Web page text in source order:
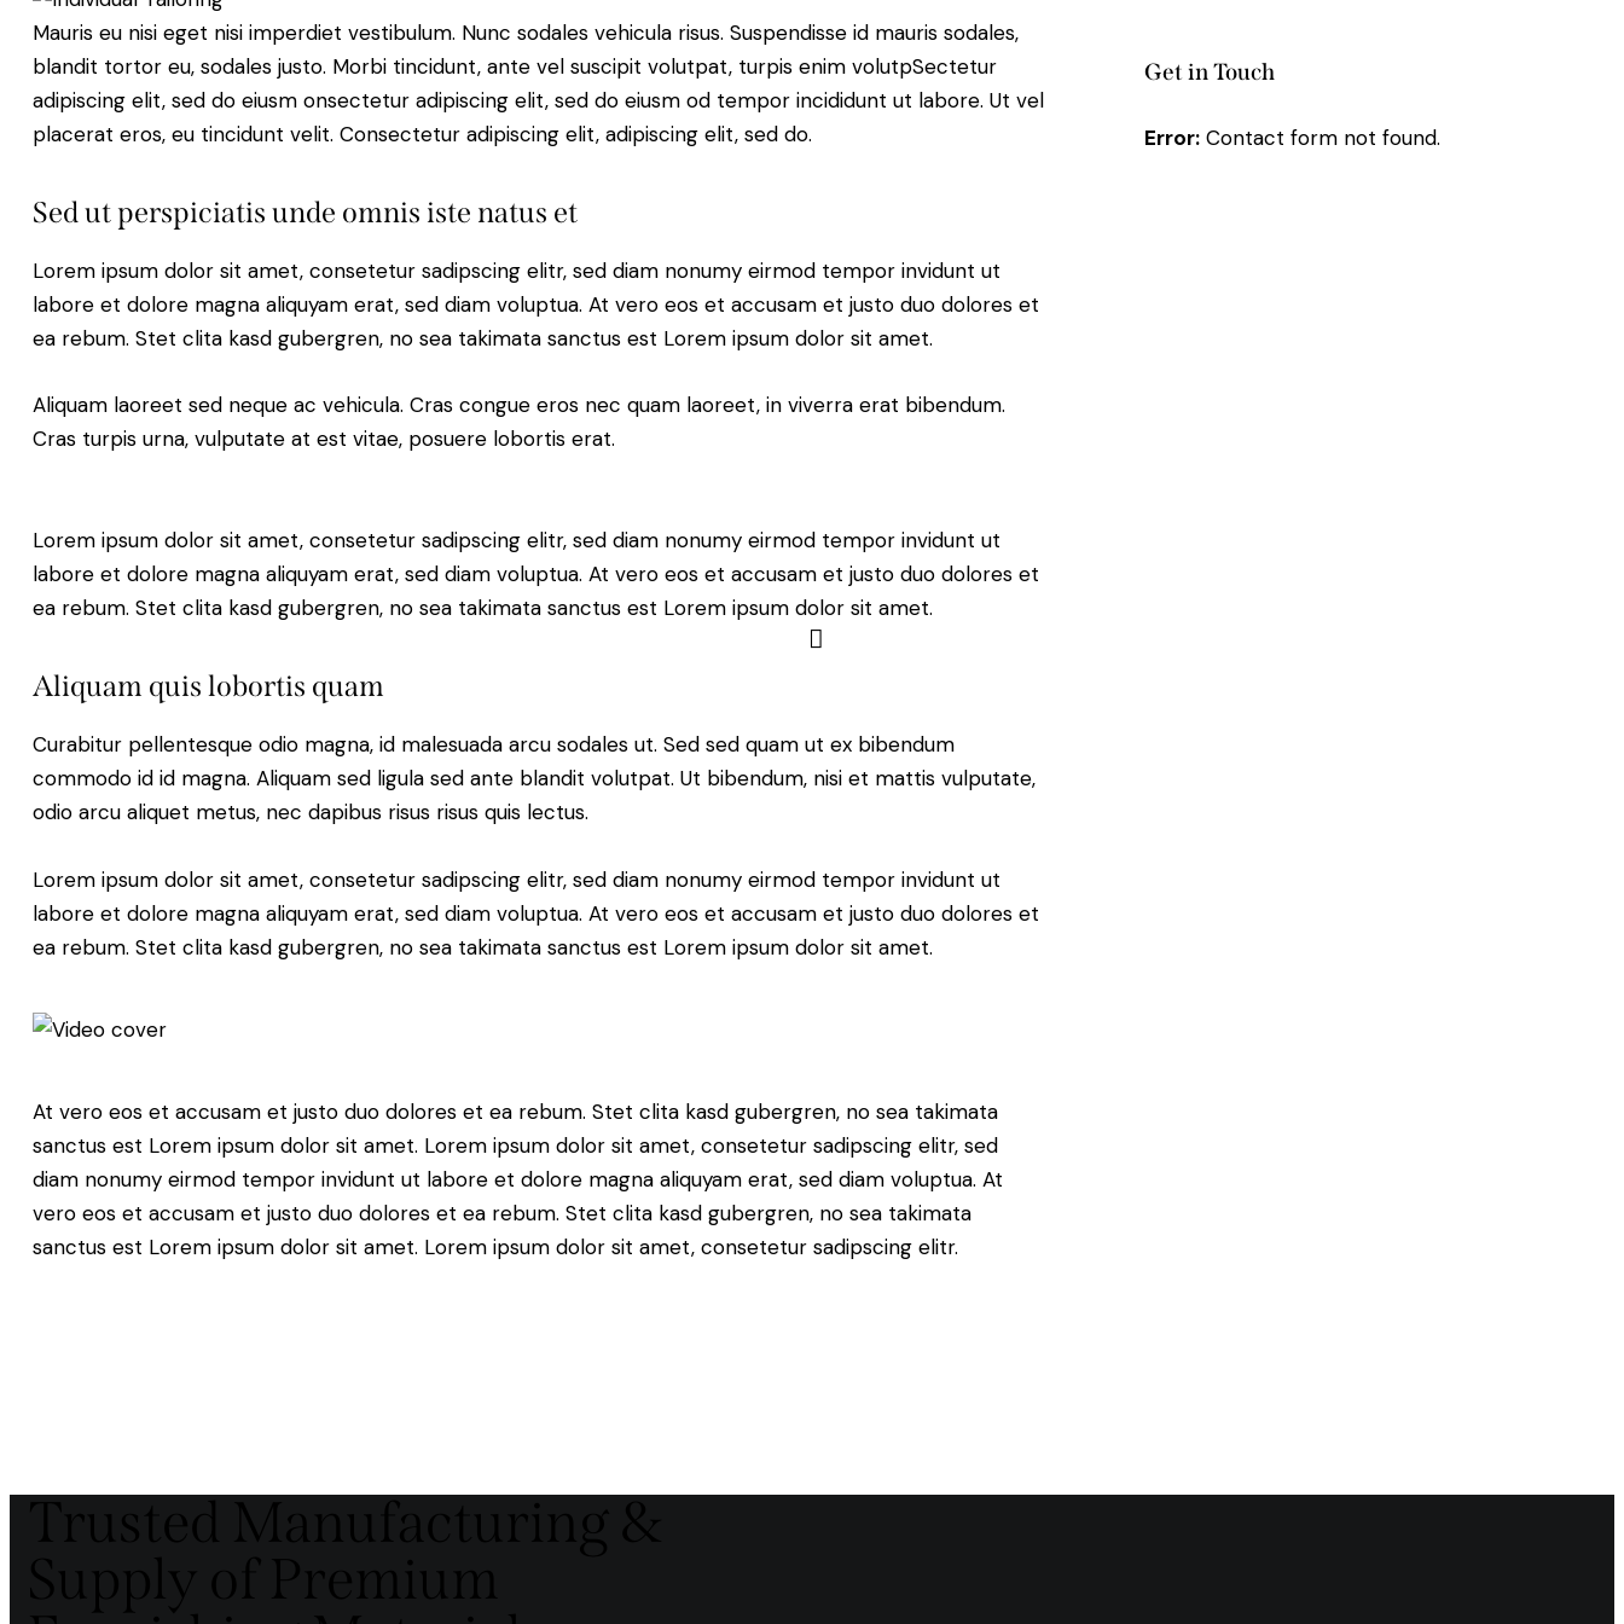
Mauris eu nisi eget nisi imperdiet vestibulum. Nunc sodales vehicula risus. Suspendisse id mauris sodales,
blandit tortor eu, sodales justo. Morbi tincidunt, ante vel suscipit volutpat, turpis enim volutpSectetur
adipiscing elit, sed do eiusm onsectetur adipiscing elit, sed do eiusm od tempor incididunt ut labore. Ut vel
placerat eros, eu tincidunt velit. Consectetur adipiscing elit, adipiscing elit, sed do.
Sed ut perspiciatis unde omnis iste natus et
Lorem ipsum dolor sit amet, consetetur sadipscing elitr, sed diam nonumy eirmod tempor invidunt ut
labore et dolore magna aliquyam erat, sed diam voluptua. At vero eos et accusam et justo duo dolores et
ea rebum. Stet clita kasd gubergren, no sea takimata sanctus est Lorem ipsum dolor sit amet.
Aliquam laoreet sed neque ac vehicula. Cras congue eros nec quam laoreet, in viverra erat bibendum.
Cras turpis urna, vulputate at est vitae, posuere lobortis erat.
Lorem ipsum dolor sit amet, consetetur sadipscing elitr, sed diam nonumy eirmod tempor invidunt ut
labore et dolore magna aliquyam erat, sed diam voluptua. At vero eos et accusam et justo duo dolores et
ea rebum. Stet clita kasd gubergren, no sea takimata sanctus est Lorem ipsum dolor sit amet.
Aliquam quis lobortis quam
Curabitur pellentesque odio magna, id malesuada arcu sodales ut. Sed sed quam ut ex bibendum
commodo id id magna. Aliquam sed ligula sed ante blandit volutpat. Ut bibendum, nisi et mattis vulputate,
odio arcu aliquet metus, nec dapibus risus risus quis lectus.
Lorem ipsum dolor sit amet, consetetur sadipscing elitr, sed diam nonumy eirmod tempor invidunt ut
labore et dolore magna aliquyam erat, sed diam voluptua. At vero eos et accusam et justo duo dolores et
ea rebum. Stet clita kasd gubergren, no sea takimata sanctus est Lorem ipsum dolor sit amet.
At vero eos et accusam et justo duo dolores et ea rebum. Stet clita kasd gubergren, no sea takimata
sanctus est Lorem ipsum dolor sit amet. Lorem ipsum dolor sit amet, consetetur sadipscing elitr, sed
diam nonumy eirmod tempor invidunt ut labore et dolore magna aliquyam erat, sed diam voluptua. At
vero eos et accusam et justo duo dolores et ea rebum. Stet clita kasd gubergren, no sea takimata
sanctus est Lorem ipsum dolor sit amet. Lorem ipsum dolor sit amet, consetetur sadipscing elitr.
Get in Touch
Error: Contact form not found.